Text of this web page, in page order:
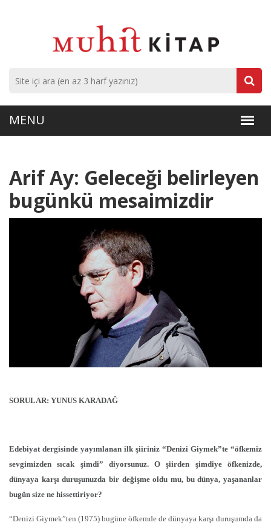
Arif Ay: Geleceği belirleyen
bugünkü mesaimizdir
SORULAR: YUNUS KARADAĞ
Edebiyat dergisinde yayımlanan ilk şiiriniz “Denizi Giymek”te “öfkemiz
sevgimizden sıcak şimdi” diyorsunuz. O şiirden şimdiye öfkenizde,
dünyaya karşı duruşunuzda bir değişme oldu mu, bu dünya, yaşananlar
bugün size ne hissettiriyor?
“Denizi Giymek”ten (1975) bugüne öfkemde de dünyaya karşı duruşumda da